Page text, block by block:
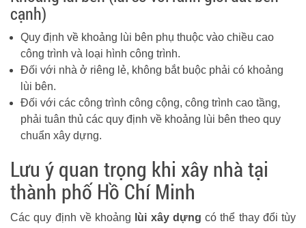
cạnh)
Quy định về khoảng lùi bên phụ thuộc vào chiều cao
công trình và loại hình công trình.
Đối với nhà ở riêng lẻ, không bắt buộc phải có khoảng
lùi bên.
Đối với các công trình công cộng, công trình cao tầng,
phải tuân thủ các quy định về khoảng lùi bên theo quy
chuẩn xây dựng.
Lưu ý quan trọng khi xây nhà tại
thành phố Hồ Chí Minh
Các quy định về khoảng lùi xây dựng có thể thay đổi tùy